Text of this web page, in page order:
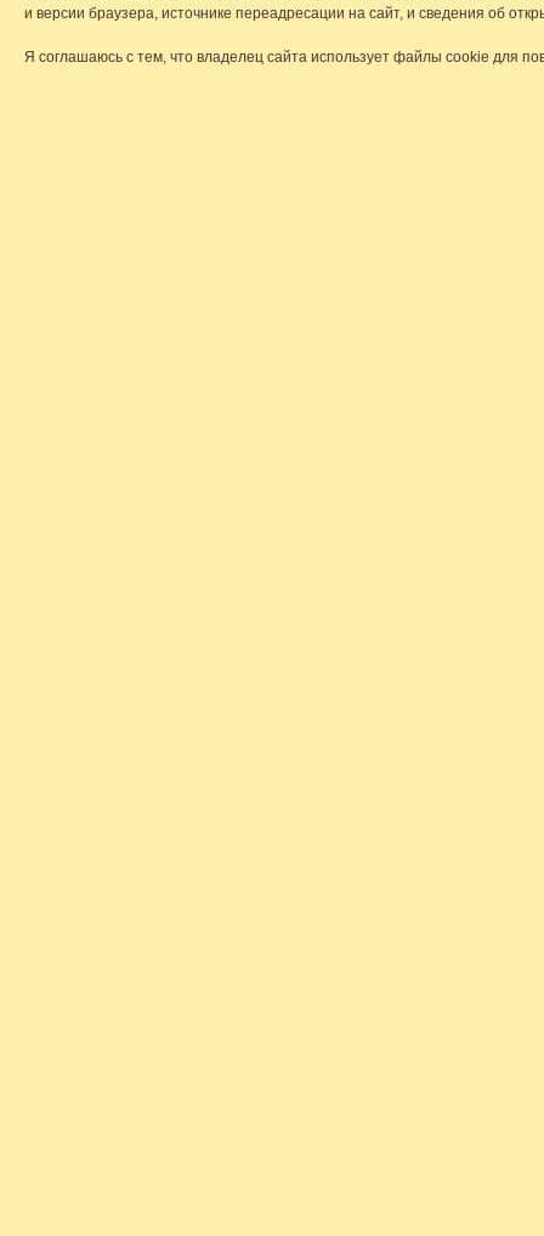
и версии браузера, источнике переадресации на сайт, и сведения об
Я соглашаюсь с тем, что владелец сайта использует файлы cookie для